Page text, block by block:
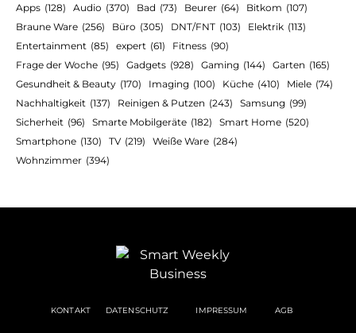
Apps (128) Audio (370) Bad (73) Beurer (64) Bitkom (107)
Braune Ware (256) Büro (305) DNT/FNT (103) Elektrik (113)
Entertainment (85) expert (61) Fitness (90)
Frage der Woche (95) Gadgets (928) Gaming (144) Garten (165)
Gesundheit & Beauty (170) Imaging (100) Küche (410) Miele (74)
Nachhaltigkeit (137) Reinigen & Putzen (243) Samsung (99)
Sicherheit (96) Smarte Mobilgeräte (182) Smart Home (520)
Smartphone (130) TV (219) Weiße Ware (284)
Wohnzimmer (394)
KONTAKT DATENSCHUTZ IMPRESSUM AGB